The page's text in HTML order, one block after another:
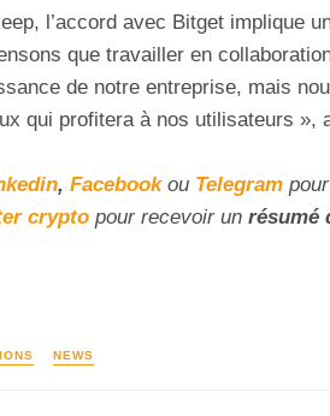
l’accord avec Bitget implique
que travailler en
de notre entreprise, mais
qui profitera à nos utilisateurs »,
, Facebookou Telegram
crypto pour recevoir un résumé
NEWS